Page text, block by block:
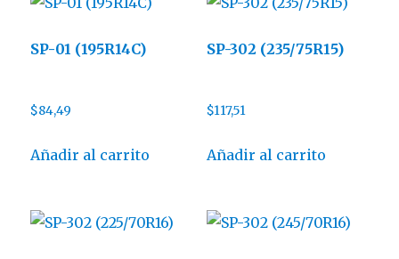
SP-01 (195R14C)
$84,49
Añadir al carrito
SP-302 (235/75R15)
$117,51
Añadir al carrito